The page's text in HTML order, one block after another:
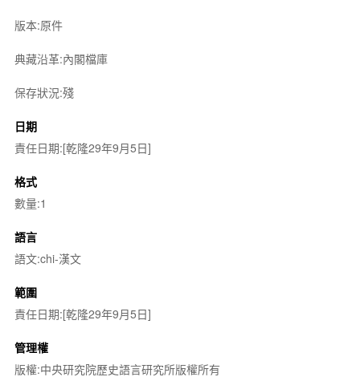
版本:原件
典藏沿革:內閣檔庫
保存狀況:殘
日期
責任日期:[乾隆29年9月5日]
格式
數量:1
語言
語文:chi-漢文
範圍
責任日期:[乾隆29年9月5日]
管理權
版權:中央研究院歷史語言研究所版權所有